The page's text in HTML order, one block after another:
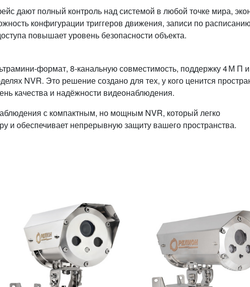
дают полный контроль над системой в любой точке мира,
конфигурации триггеров движения, записи по
повышает уровень безопасности объекта.
8‑канальную совместимость, поддержку 4 М П
NVR. Это решение создано для тех, у кого ценится
качества и надёжности видеонаблюдения.
с компактным, но мощным NVR, который легко
и обеспечивает непрерывную защиту вашего пространства.